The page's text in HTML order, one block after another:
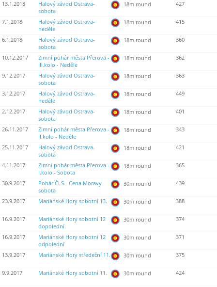
13.1.2018
Halový závod Ostrava-
sobota
18m round 427
7.1.2018
Halový závod Ostrava-
neděle
18m round 415
6.1.2018
Halový závod Ostrava-
sobota
18m round 360
10.12.2017
Zimní pohár města Přerova -
III.kolo - Neděle
18m round 362
9.12.2017
Halový závod Ostrava-
sobota
18m round 363
3.12.2017
Halový závod Ostrava-
neděle
18m round 449
2.12.2017
Halový závod Ostrava-
sobota
18m round 401
26.11.2017
Zimní pohár města Přerova -
II.kolo - Neděle
18m round 343
25.11.2017
Halový závod Ostrava-
sobota
18m round 421
4.11.2017
Zimní pohár města Přerova -
I.kolo - Sobota
18m round 365
30.9.2017
Pohár ČLS - Cena Moravy
sobota
30m round 439
23.9.2017 Mariánské Hory sobotní 13. 30m round 388
16.9.2017
Mariánské Hory sobotní 12
dopolední.
30m round 374
16.9.2017
Mariánské Hory sobotní 12
odpolední
30m round 371
13.9.2017 Mariánské Hory středeční 11. 30m round 375
9.9.2017 Mariánské Hory sobotní 11. 30m round 424